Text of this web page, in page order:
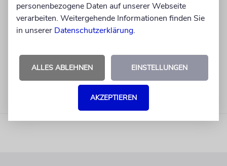
personenbezogene Daten auf unserer Webseite
verarbeiten. Weitergehende Informationen finden Sie
in unserer Datenschutzerklärung.
ALLES ABLEHNEN EINSTELLUNGEN
AKZEPTIEREN